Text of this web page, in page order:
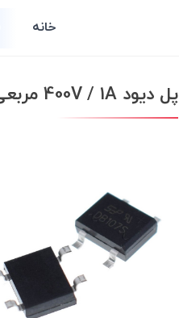
خانه
پل دیود 400V / 1A مربعی DB107S اورجینال SEP